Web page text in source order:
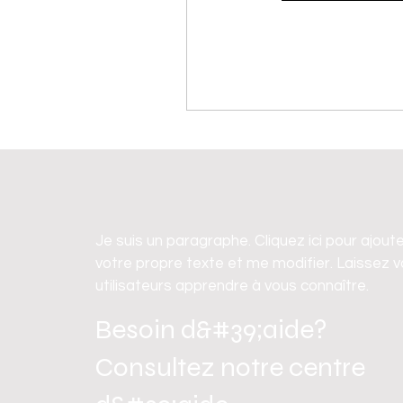
Je suis un paragraphe. Cliquez ici pour
votre propre texte et me modifier. Laissez
utilisateurs apprendre à vous connaître.
Besoin d&#39;aide?
Consultez notre centre